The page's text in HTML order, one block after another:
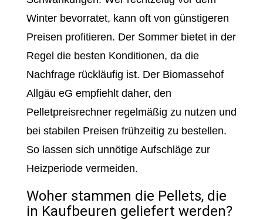
Winter bevorratet, kann oft von günstigeren
Preisen profitieren. Der Sommer bietet in der
Regel die besten Konditionen, da die
Nachfrage rückläufig ist. Der Biomassehof
Allgäu eG empfiehlt daher, den
Pelletpreisrechner regelmäßig zu nutzen und
bei stabilen Preisen frühzeitig zu bestellen.
So lassen sich unnötige Aufschläge zur
Heizperiode vermeiden.
Woher stammen die Pellets, die
in Kaufbeuren geliefert werden?